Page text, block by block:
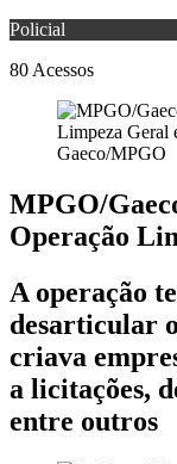
Policial
80 Acessos
Gaeco/MPGO
MPGO/
Operação
A operação
desarticular
criava
a licitações,
entre outros